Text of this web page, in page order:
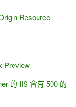
Resource
Preview
的 IIS 會有 500 的